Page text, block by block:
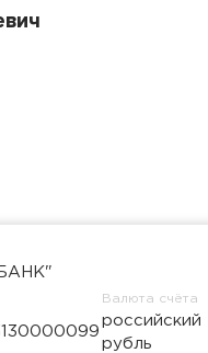
Валюта счёта
российский
рубль